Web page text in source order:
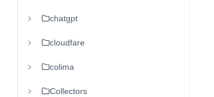
chatgpt
cloudfare
colima
Collectors